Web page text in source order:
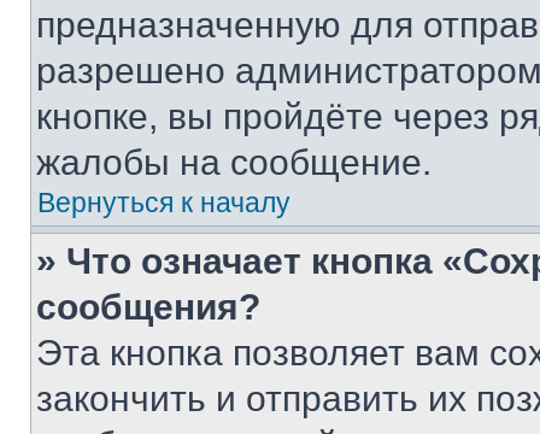
предназначенную для
разрешено
кнопке, вы пройдёте через
жалобы на сообщение.
Вернуться к началу
» Что означает кнопка
сообщения?
Эта кнопка позволяет вам
закончить и отправить их